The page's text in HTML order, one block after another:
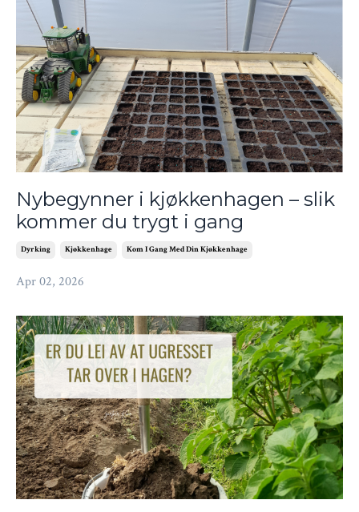
Nybegynner i kjøkkenhagen – slik
kommer du trygt i gang
Dyrking Kjøkkenhage Kom I Gang Med Din Kjøkkenhage
Apr 02, 2026